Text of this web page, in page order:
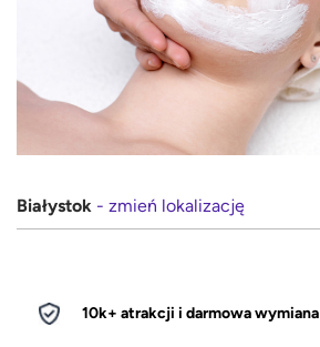
Białystok - zmień lokalizację
10k+ atrakcji i darmowa wymiana